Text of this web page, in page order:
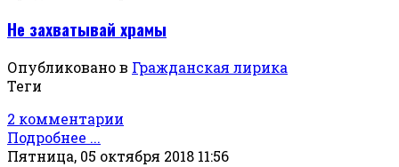
Не захватывай храмы
Опубликовано в Гражданская лирика
Теги
2 комментарии
Подробнее ...
Пятница, 05 октября 2018 11:56